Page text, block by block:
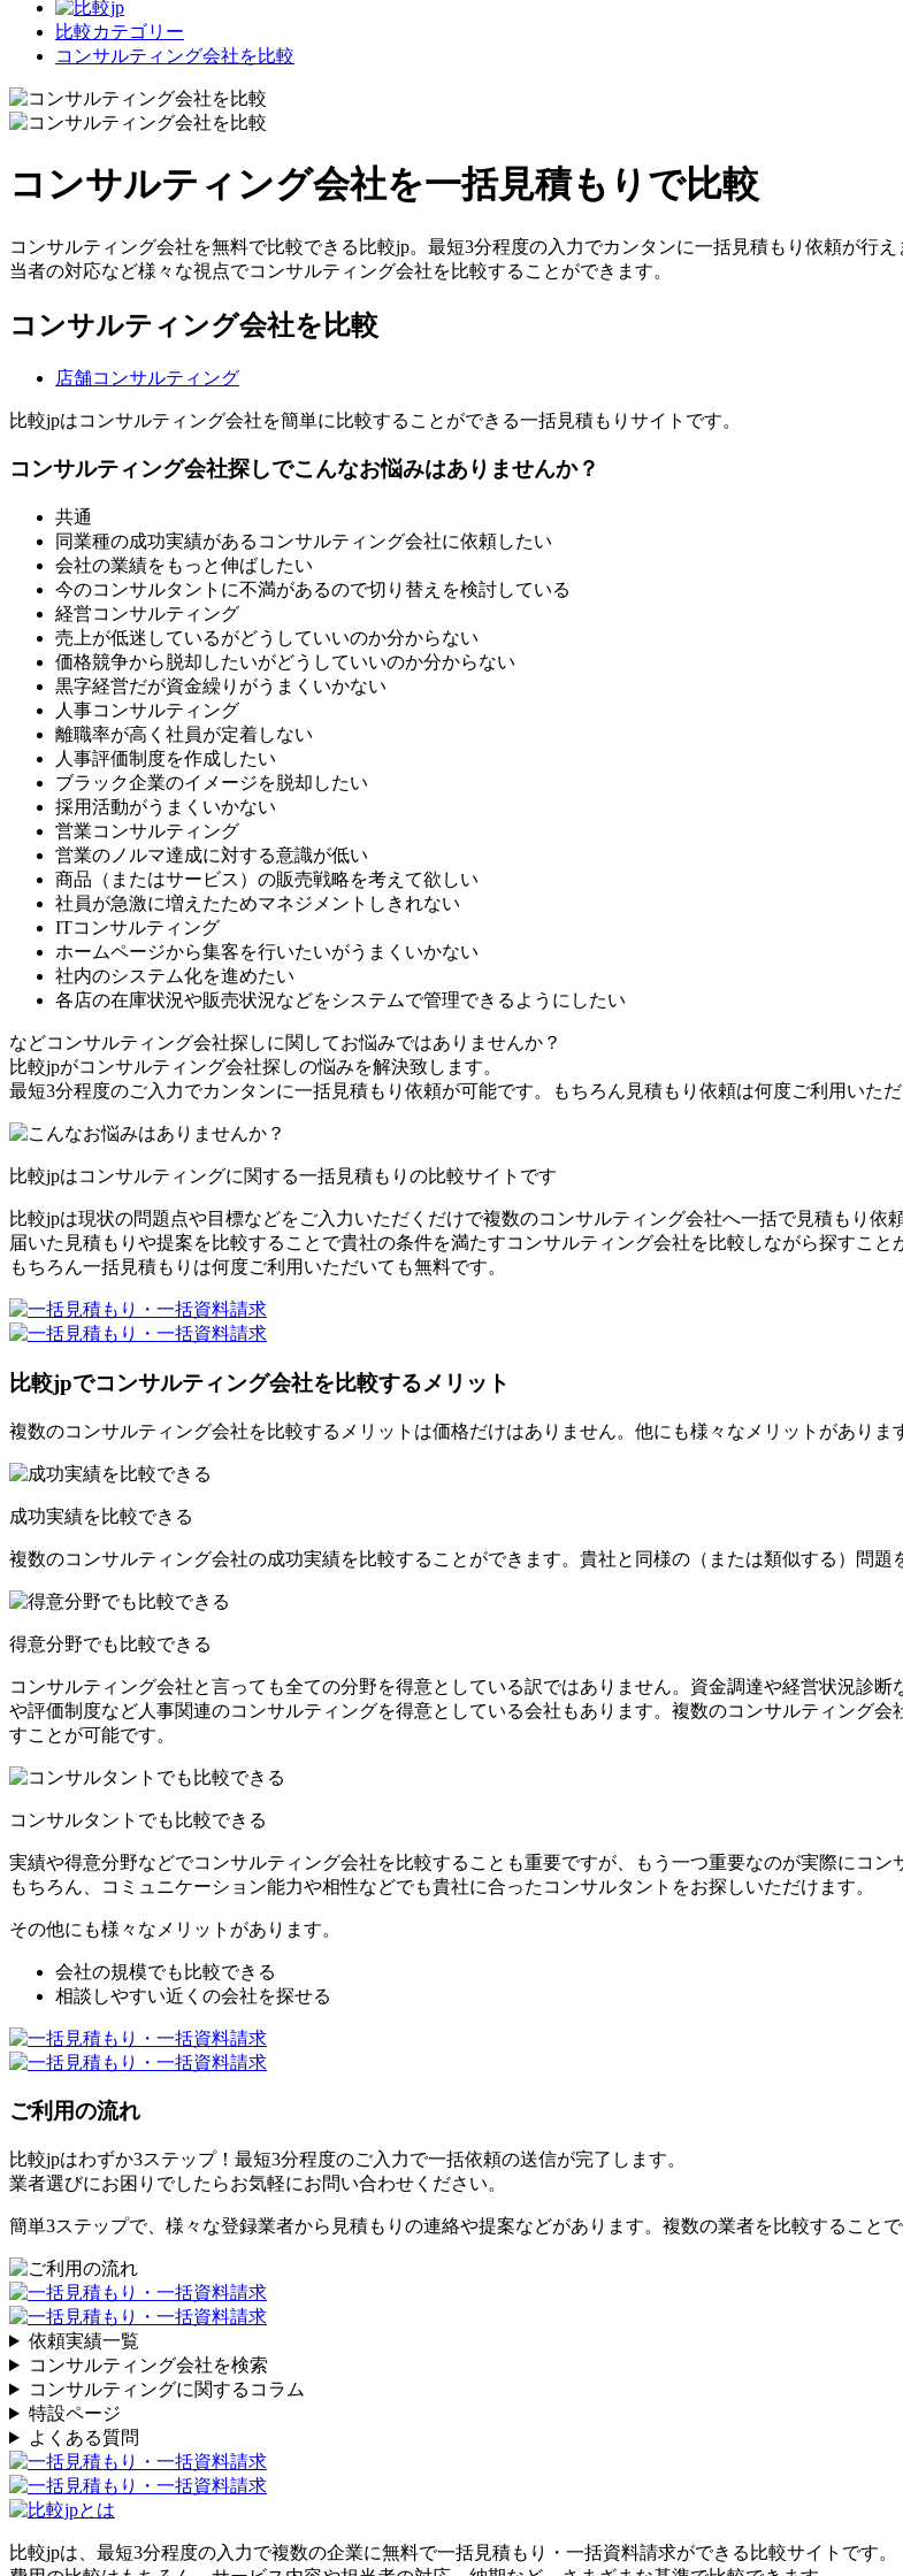
比較カテゴリー
コンサルティング会社を比較
コンサルティング会社を一括見積もりで比較
コンサルティング会社を無料で比較できる比較jp。最短3分程度の入力でカンタンに一括見積もり依頼が行
当者の対応など様々な視点でコンサルティング会社を比較することができます。
コンサルティング会社を比較
店舗コンサルティング
比較jpはコンサルティング会社を簡単に比較することができる一括見積もりサイトです。
コンサルティング会社探しでこんなお悩みはありませんか？
共通
同業種の成功実績があるコンサルティング会社に依頼したい
会社の業績をもっと伸ばしたい
今のコンサルタントに不満があるので切り替えを検討している
経営コンサルティング
売上が低迷しているがどうしていいのか分からない
価格競争から脱却したいがどうしていいのか分からない
黒字経営だが資金繰りがうまくいかない
人事コンサルティング
離職率が高く社員が定着しない
人事評価制度を作成したい
ブラック企業のイメージを脱却したい
採用活動がうまくいかない
営業コンサルティング
営業のノルマ達成に対する意識が低い
商品（またはサービス）の販売戦略を考えて欲しい
社員が急激に増えたためマネジメントしきれない
ITコンサルティング
ホームページから集客を行いたいがうまくいかない
社内のシステム化を進めたい
各店の在庫状況や販売状況などをシステムで管理できるようにしたい
などコンサルティング会社探しに関してお悩みではありませんか？
比較jpがコンサルティング会社探しの悩みを解決致します。
最短3分程度のご入力でカンタンに一括見積もり依頼が可能です。もちろん見積もり依頼は何度ご利用いただ
比較jpはコンサルティングに関する一括見積もりの比較サイトです
比較jpは現状の問題点や目標などをご入力いただくだけで複数のコンサルティング会社へ一括で見積もり依
届いた見積もりや提案を比較することで貴社の条件を満たすコンサルティング会社を比較しながら探すこと
もちろん一括見積もりは何度ご利用いただいても無料です。
比較jpでコンサルティング会社を比較するメリット
複数のコンサルティング会社を比較するメリットは価格だけはありません。他にも様々なメリットがありま
成功実績を比較できる
複数のコンサルティング会社の成功実績を比較することができます。貴社と同様の（または類似する）問
得意分野でも比較できる
コンサルティング会社と言っても全ての分野を得意としている訳ではありません。資金調達や経営状況診
や評価制度など人事関連のコンサルティングを得意としている会社もあります。複数のコンサルティング
すことが可能です。
コンサルタントでも比較できる
実績や得意分野などでコンサルティング会社を比較することも重要ですが、もう一つ重要なのが実際にコ
もちろん、コミュニケーション能力や相性などでも貴社に合ったコンサルタントをお探しいただけます。
その他にも様々なメリットがあります。
会社の規模でも比較できる
相談しやすい近くの会社を探せる
ご利用の流れ
比較jpはわずか3ステップ！最短3分程度のご入力で一括依頼の送信が完了します。
業者選びにお困りでしたらお気軽にお問い合わせください。
簡単3ステップで、様々な登録業者から見積もりの連絡や提案などがあります。複数の業者を比較すること
依頼実績一覧
コンサルティング会社を検索
コンサルティングに関するコラム
特設ページ
よくある質問
比較jpは、 最短3分程度の入力で複数の企業に無料で一括見積もり・一括資料請求ができる比較サイトです。